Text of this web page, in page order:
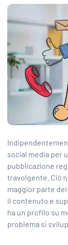
social media per
pubblicazione
travolgente. Ciò
maggior parte
il contenuto e
ha un profilo su
problema si